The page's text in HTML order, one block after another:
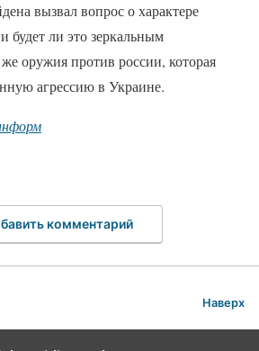
вызвал вопрос о характере
ли это зеркальным
оружия против россии, которая
агрессию в Украине.
комментарий
Наверх